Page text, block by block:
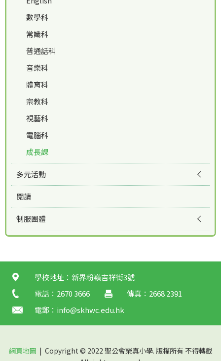
數學科
常識科
普通話科
音樂科
體育科
宗教科
視藝科
電腦科
成長課
多元活動
閱讀
制服團體
學校地址：新界粉嶺吉祥街3號
電話：2670 3666
傳真：2668 2391
電郵： info@skhwc.edu.hk
網頁地圖 | Copyright © 2022 聖公會榮真小學. 版權所有 不得轉載